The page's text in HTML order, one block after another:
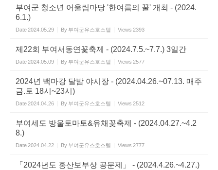
부여군 청소년 어울림마당 '한여름의 꿀' 개최 - (2024.
6.1.)
Date2024.05.29 By 부여군유스호스텔 Views 2393
제22회 부여서동연꽃축제 - (2024.7.5.~7.7.) 3일간
Date2024.05.09 By 부여군유스호스텔 Views 2577
2024년 백마강 달밤 야시장 - (2024.04.26.~07.13. 매주
금.토 18시~23시)
Date2024.04.26 By 부여군유스호스텔 Views 2512
부여세도 방울토마토&유채꽃축제 - (2024.04.27.~4.2
8.)
Date2024.04.22 By 부여군유스호스텔 Views 2777
「2024년도 홍산보부상 공문제」 - (2024.4.26.~4.27.)